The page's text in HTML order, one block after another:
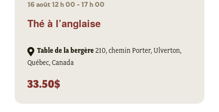
Thé à l’anglaise
16 août 12 h 00 -17 h 00
Table de la bergère210, chemin Porter, Ulverton,
Québec, Canada
33.50$